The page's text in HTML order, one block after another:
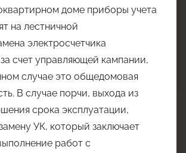
доме приборы учета
на лестничной
электросчетчика
счет управляющей кампании,
случае это общедомовая
В случае порчи, выхода из
срока эксплуатации,
УК, который заключает
работ с